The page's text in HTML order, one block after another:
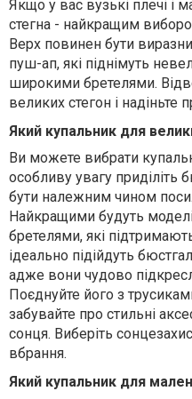
Якщо у вас вузькі плечі і
стегна - найкращим
Верх повинен бути
пуш-ап, які піднімуть
широкими бретелями.
великих стегон і надіньте
Який купальник для
Ви можете вибрати
особливу увагу приділіть
бути належним чином
Найкращими будуть
бретелями, які
ідеально підійдуть
адже вони чудово
Поєднуйте його з
забувайте про стильні
сонця. Виберіть
вбрання.
Який купальник для